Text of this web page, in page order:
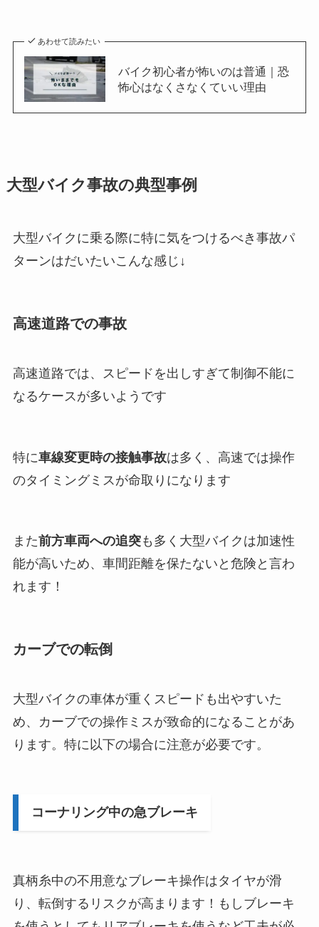
あわせて読みたい
バイク初心者が怖いのは普通｜恐
怖心はなくさなくていい理由
大型バイク事故の典型事例
大型バイクに乗る際に特に気をつけるべき事故パ
ターンはだいたいこんな感じ↓
高速道路での事故
高速道路では、スピードを出しすぎて制御不能に
なるケースが多いようです
特に車線変更時の接触事故は多く、高速では操作
のタイミングミスが命取りになります
また前方車両への追突も多く大型バイクは加速性
能が高いため、車間距離を保たないと危険と言わ
れます！
カーブでの転倒
大型バイクの車体が重くスピードも出やすいた
め、カーブでの操作ミスが致命的になることがあ
ります。特に以下の場合に注意が必要です。
コーナリング中の急ブレーキ
真柄糸中の不用意なブレーキ操作はタイヤが滑
り、転倒するリスクが高まります！もしブレーキ